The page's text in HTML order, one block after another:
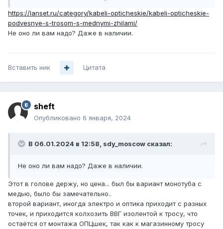
электрика, авсэлектро... всяким строймаркетам и
инструментам - голяк, у всех лапки... нет и не возим.
Может это я хочу странного и не то ищу?
https://lanset.ru/category/kabeli-opticheskie/kabeli-opticheskie-
podvesnye-s-trosom-s-mednymi-zhilami/
Не оно ли вам надо? Даже в наличии.
Вставить ник Цитата
sheft
Опубликовано 6 января, 2024
В 06.01.2024 в 12:58, sdy_moscow сказал:
Не оно ли вам надо? Даже в наличии.
Этот в голове держу, но цена... был бы вариант монотуба с
медью, было бы замечательно..
второй вариант, иногда электро и оптика приходит с разных
точек, и приходится колхозить ВВГ изолентой к тросу, что
остаётся от монтажа ОПЦшек, так как к магазинному тросу